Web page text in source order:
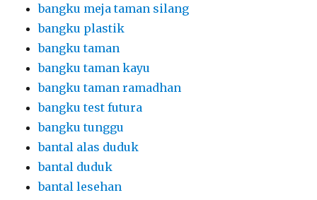
bangku meja taman silang
bangku plastik
bangku taman
bangku taman kayu
bangku taman ramadhan
bangku test futura
bangku tunggu
bantal alas duduk
bantal duduk
bantal lesehan